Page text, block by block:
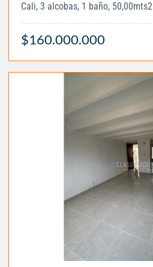
Cali, 3 alcobas, 1 baño, 50,00mts2
$160.000.000